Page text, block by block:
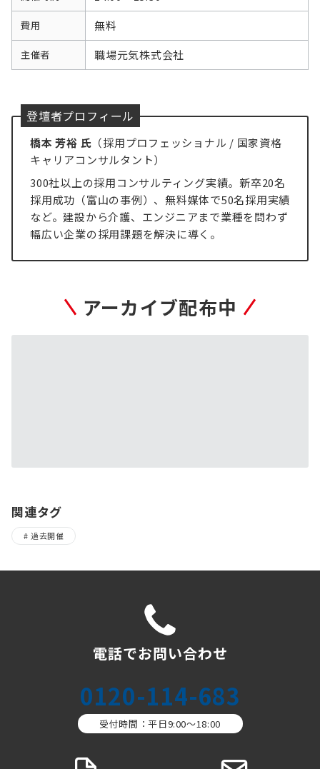
費用 無料
主催者 職場元気株式会社
登壇者プロフィール
橋本 芳裕 氏 （採用プロフェッショナル / 国家資格
キャリアコンサルタント）
300社以上の採用コンサルティング実績。新卒20名
採用成功（富山の事例）、無料媒体で50名採用実績
など。建設から介護、エンジニアまで業種を問わず
幅広い企業の採用課題を解決に導く。
アーカイブ配布中
関連タグ
過去開催
電話でお問い合わせ
0120-114-683
受付時間：平日9:00〜18:00